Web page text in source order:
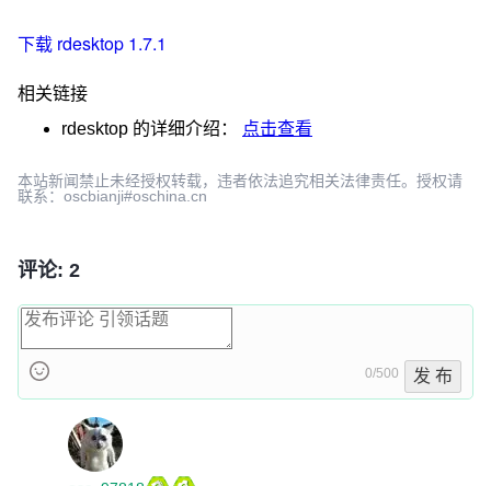
下载 rdesktop 1.7.1
相关链接
rdesktop 的详细介绍： 点击查看
本站新闻禁止未经授权转载，违者依法追究相关法律责任。授权请
联系：oscbianji#oschina.cn
评论: 2
0/500 发 布